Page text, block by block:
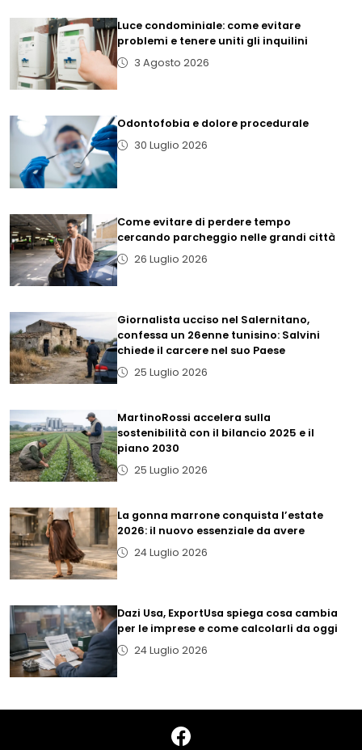
Luce condominiale: come evitare
problemi e tenere uniti gli inquilini
3 Agosto 2026
Odontofobia e dolore procedurale
30 Luglio 2026
Come evitare di perdere tempo
cercando parcheggio nelle grandi città
26 Luglio 2026
Giornalista ucciso nel Salernitano,
confessa un 26enne tunisino: Salvini
chiede il carcere nel suo Paese
25 Luglio 2026
MartinoRossi accelera sulla
sostenibilità con il bilancio 2025 e il
piano 2030
25 Luglio 2026
La gonna marrone conquista l’estate
2026: il nuovo essenziale da avere
24 Luglio 2026
Dazi Usa, ExportUsa spiega cosa cambia
per le imprese e come calcolarli da oggi
24 Luglio 2026